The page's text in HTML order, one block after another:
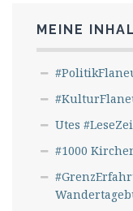
MEINE
Utes
#1000